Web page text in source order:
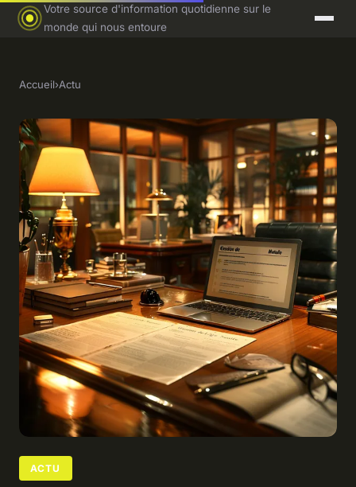
Votre source d'information quotidienne sur le
monde qui nous entoure
Accueil›Actu
ACTU